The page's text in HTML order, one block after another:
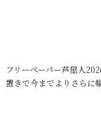
フリーペーパー芦屋人
置きで今までよりさらに